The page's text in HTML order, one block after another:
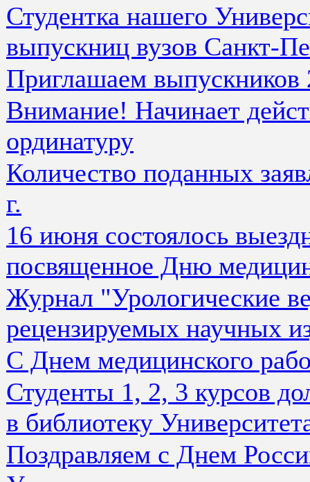
Студентка нашего
выпускниц вузов Санкт-
Приглашаем выпускников
Внимание! Начинает
ординатуру
Количество поданных
г.
16 июня состоялось
посвященное Дню
Журнал "Урологические
рецензируемых научных
С Днем медицинского
Студенты 1, 2, 3 курсов
в библиотеку
Поздравляем с Днем